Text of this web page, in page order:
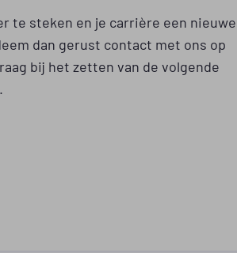
te steken en je carrière een nieuwe
dan gerust contact met ons op
bij het zetten van de volgende